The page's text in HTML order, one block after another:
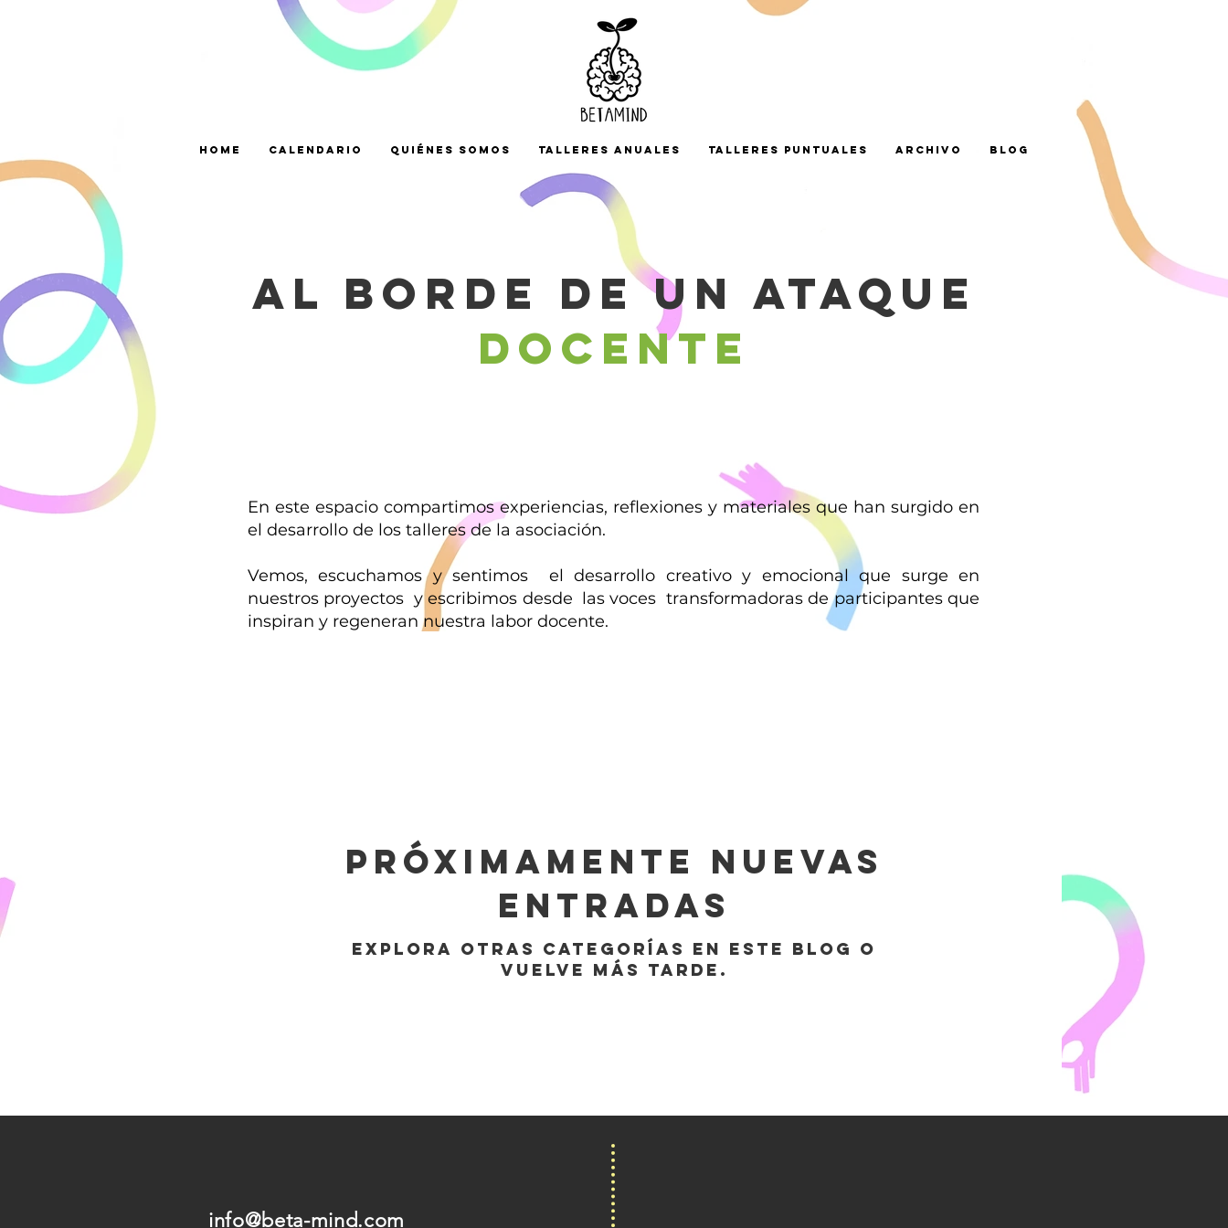
Home CALENDARIO Quiénes somos TALLERES ANUALES TALLERES PUNTUALES ARCHIVO BLOG
AL BORDE DE UN ATAQUE
DOCENTE
En este espacio compartimos experiencias, reflexiones y materiales que han surgido en
el desarrollo de los talleres de la asociación.
Vemos, escuchamos y sentimos el desarrollo creativo y emocional que surge en
nuestros proyectos y escribimos desde las voces transformadoras de participantes que
inspiran y regeneran nuestra labor docente.
Próximamente nuevas
entradas
Explora otras categorías en este blog o
vuelve más tarde.
info@beta-mind.com